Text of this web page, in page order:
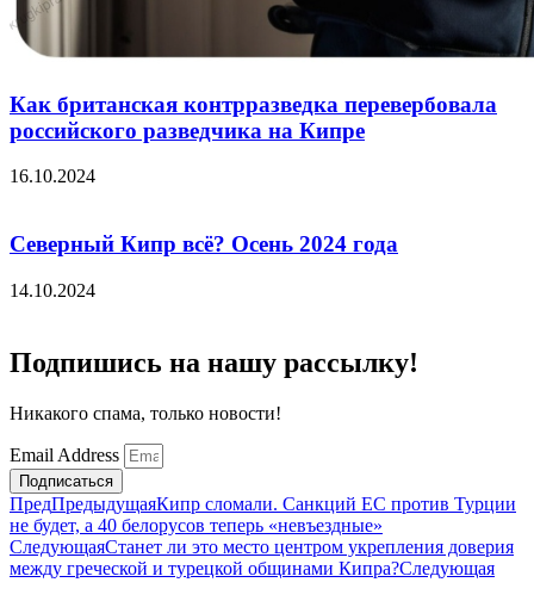
Как британская контрразведка перевербовала
российского разведчика на Кипре
16.10.2024
Северный Кипр всё? Осень 2024 года
14.10.2024
Подпишись на нашу рассылку!
Никакого спама, только новости!
Email Address
Подписаться
ПредПредыдущаяКипр сломали. Санкций ЕС против Турции
не будет, а 40 белорусов теперь «невъездные»
СледующаяСтанет ли это место центром укрепления доверия
между греческой и турецкой общинами Кипра?Следующая